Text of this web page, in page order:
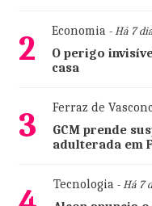
2 Economia- Há 7
O perigo
casa
3 Ferraz de
GCM prende
adulterada em
Tecnologia- Há 7